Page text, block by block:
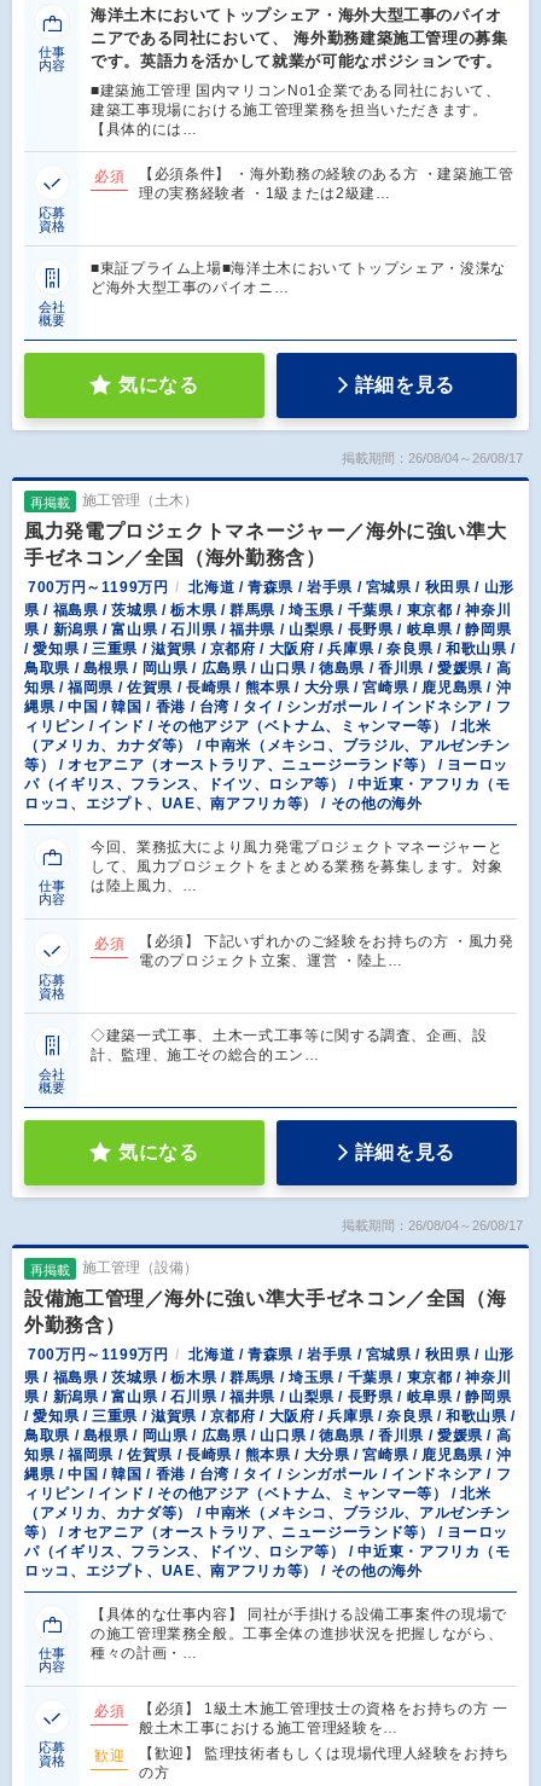
仕事
内容
海洋土木においてトップシェア・海外大型工事のパイオ
ニアである同社において、 海外勤務建築施工管理の募集
です。英語力を活かして就業が可能なポジションです。
■建築施工管理 国内マリコンNo1企業である同社において、
建築工事現場における施工管理業務を担当いただきます。
【具体的には…
応募
資格
必須
【必須条件】 ・海外勤務の経験のある方 ・建築施工管
理の実務経験者 ・1級または2級建…
会社
概要
■東証プライム上場■海洋土木においてトップシェア・浚渫な
ど海外大型工事のパイオニ…
気になる 詳細を見る
掲載期間：26/08/04～26/08/17
再掲載 施工管理（土木）
風力発電プロジェクトマネージャー／海外に強い準大
手ゼネコン／全国（海外勤務含）
700万円～1199万円
北海道 / 青森県 / 岩手県 / 宮城県 / 秋田県 / 山形
県 / 福島県 / 茨城県 / 栃木県 / 群馬県 / 埼玉県 / 千葉県 / 東京都 / 神奈川
県 / 新潟県 / 富山県 / 石川県 / 福井県 / 山梨県 / 長野県 / 岐阜県 / 静岡県
/ 愛知県 / 三重県 / 滋賀県 / 京都府 / 大阪府 / 兵庫県 / 奈良県 / 和歌山県 /
鳥取県 / 島根県 / 岡山県 / 広島県 / 山口県 / 徳島県 / 香川県 / 愛媛県 / 高
知県 / 福岡県 / 佐賀県 / 長崎県 / 熊本県 / 大分県 / 宮崎県 / 鹿児島県 / 沖
縄県 / 中国 / 韓国 / 香港 / 台湾 / タイ / シンガポール / インドネシア / フ
ィリピン / インド / その他アジア（ベトナム、ミャンマー等） / 北米
（アメリカ、カナダ等） / 中南米（メキシコ、ブラジル、アルゼンチン
等） / オセアニア（オーストラリア、ニュージーランド等） / ヨーロッ
パ（イギリス、フランス、ドイツ、ロシア等） / 中近東・アフリカ（モ
ロッコ、エジプト、UAE、南アフリカ等） / その他の海外
仕事
内容
今回、業務拡大により風力発電プロジェクトマネージャーと
して、風力プロジェクトをまとめる業務を募集します。対象
は陸上風力、…
応募
資格
必須
【必須】 下記いずれかのご経験をお持ちの方 ・風力発
電のプロジェクト立案、運営 ・陸上…
会社
概要
◇建築一式工事、土木一式工事等に関する調査、企画、設
計、監理、施工その総合的エン…
気になる 詳細を見る
掲載期間：26/08/04～26/08/17
再掲載 施工管理（設備）
設備施工管理／海外に強い準大手ゼネコン／全国（海
外勤務含）
700万円～1199万円
北海道 / 青森県 / 岩手県 / 宮城県 / 秋田県 / 山形
県 / 福島県 / 茨城県 / 栃木県 / 群馬県 / 埼玉県 / 千葉県 / 東京都 / 神奈川
県 / 新潟県 / 富山県 / 石川県 / 福井県 / 山梨県 / 長野県 / 岐阜県 / 静岡県
/ 愛知県 / 三重県 / 滋賀県 / 京都府 / 大阪府 / 兵庫県 / 奈良県 / 和歌山県 /
鳥取県 / 島根県 / 岡山県 / 広島県 / 山口県 / 徳島県 / 香川県 / 愛媛県 / 高
知県 / 福岡県 / 佐賀県 / 長崎県 / 熊本県 / 大分県 / 宮崎県 / 鹿児島県 / 沖
縄県 / 中国 / 韓国 / 香港 / 台湾 / タイ / シンガポール / インドネシア / フ
ィリピン / インド / その他アジア（ベトナム、ミャンマー等） / 北米
（アメリカ、カナダ等） / 中南米（メキシコ、ブラジル、アルゼンチン
等） / オセアニア（オーストラリア、ニュージーランド等） / ヨーロッ
パ（イギリス、フランス、ドイツ、ロシア等） / 中近東・アフリカ（モ
ロッコ、エジプト、UAE、南アフリカ等） / その他の海外
仕事
内容
【具体的な仕事内容】 同社が手掛ける設備工事案件の現場で
の施工管理業務全般。工事全体の進捗状況を把握しながら、
種々の計画・…
応募
資格
必須
【必須】 1級土木施工管理技士の資格をお持ちの方 一
般土木工事における施工管理経験を…
歓迎
【歓迎】 監理技術者もしくは現場代理人経験をお持ち
の方